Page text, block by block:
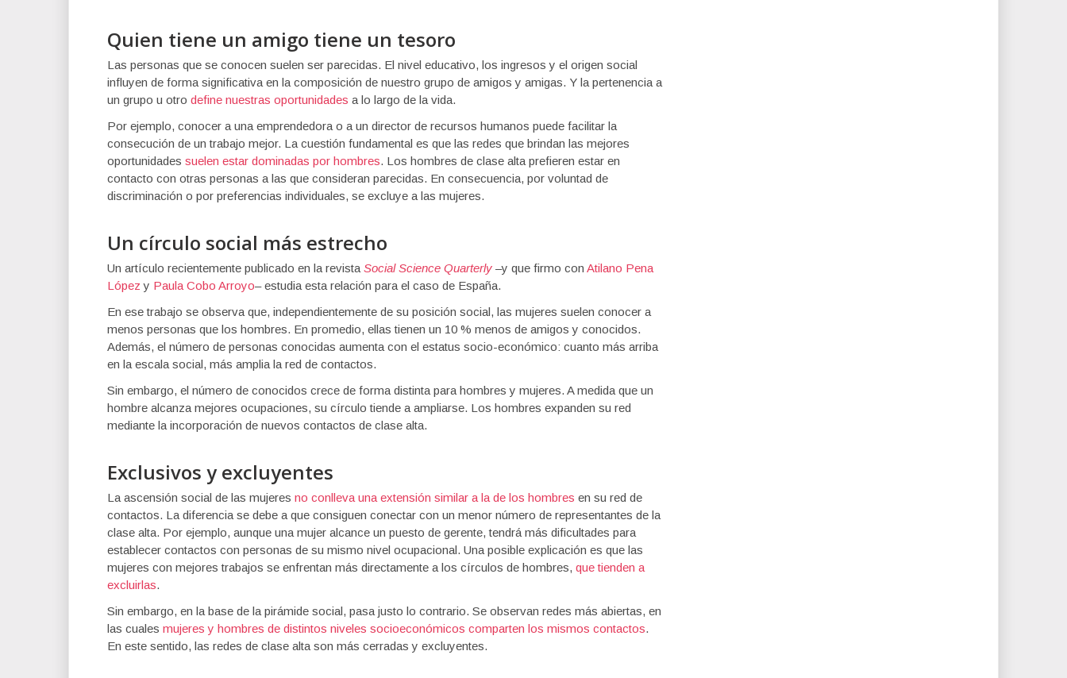
Quien tiene un amigo tiene un tesoro
Las personas que se conocen suelen ser parecidas. El nivel educativo, los ingresos y el origen social
influyen de forma significativa en la composición de nuestro grupo de amigos y amigas. Y la pertenencia a
un grupo u otro define nuestras oportunidades a lo largo de la vida.
Por ejemplo, conocer a una emprendedora o a un director de recursos humanos puede facilitar la
consecución de un trabajo mejor. La cuestión fundamental es que las redes que brindan las mejores
oportunidades suelen estar dominadas por hombres. Los hombres de clase alta prefieren estar en
contacto con otras personas a las que consideran parecidas. En consecuencia, por voluntad de
discriminación o por preferencias individuales, se excluye a las mujeres.
Un círculo social más estrecho
Un artículo recientemente publicado en la revista Social Science Quarterly –y que firmo con Atilano Pena
López y Paula Cobo Arroyo– estudia esta relación para el caso de España.
En ese trabajo se observa que, independientemente de su posición social, las mujeres suelen conocer a
menos personas que los hombres. En promedio, ellas tienen un 10 % menos de amigos y conocidos.
Además, el número de personas conocidas aumenta con el estatus socio-económico: cuanto más arriba
en la escala social, más amplia la red de contactos.
Sin embargo, el número de conocidos crece de forma distinta para hombres y mujeres. A medida que un
hombre alcanza mejores ocupaciones, su círculo tiende a ampliarse. Los hombres expanden su red
mediante la incorporación de nuevos contactos de clase alta.
Exclusivos y excluyentes
La ascensión social de las mujeres no conlleva una extensión similar a la de los hombres en su red de
contactos. La diferencia se debe a que consiguen conectar con un menor número de representantes de la
clase alta. Por ejemplo, aunque una mujer alcance un puesto de gerente, tendrá más dificultades para
establecer contactos con personas de su mismo nivel ocupacional. Una posible explicación es que las
mujeres con mejores trabajos se enfrentan más directamente a los círculos de hombres, que tienden a
excluirlas.
Sin embargo, en la base de la pirámide social, pasa justo lo contrario. Se observan redes más abiertas, en
las cuales mujeres y hombres de distintos niveles socioeconómicos comparten los mismos contactos.
En este sentido, las redes de clase alta son más cerradas y excluyentes.